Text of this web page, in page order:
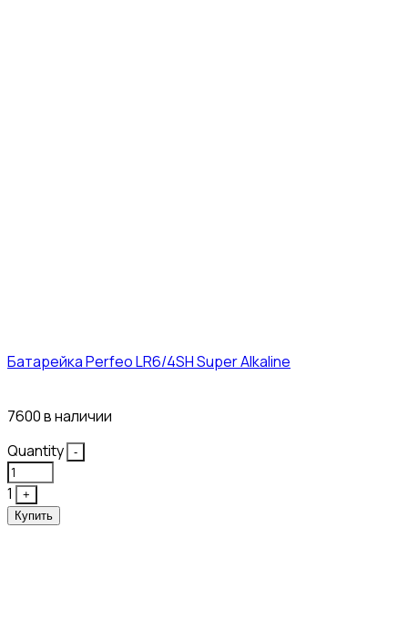
Батарейка Perfeo LR6/4SH Super Alkaline
7600 в наличии
Quantity
-
1
+
Купить